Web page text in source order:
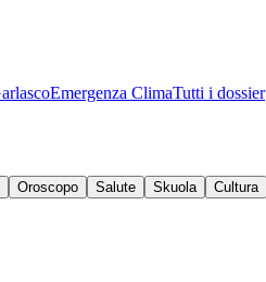
Emergenza ClimaTutti i dossier
Oroscopo Salute Skuola Cultura